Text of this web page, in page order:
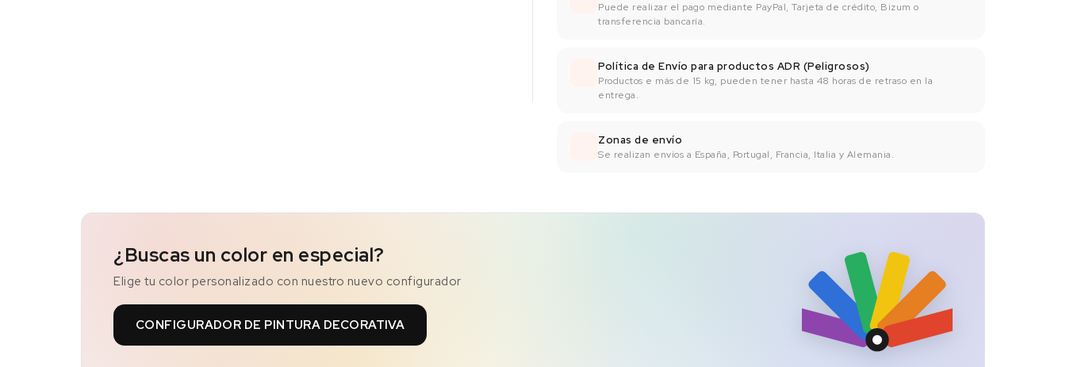
Puede realizar el pago mediante PayPal, Tarjeta de crédito, Bizum o
transferencia bancaría.
Política de Envío para productos ADR (Peligrosos)
Productos e más de 15 kg, pueden tener hasta 48 horas de retraso en la
entrega.
Zonas de envío
Se realizan envíos a España, Portugal, Francia, Italia y Alemania.
¿Buscas un color en especial?
Elige tu color personalizado con nuestro nuevo configurador
CONFIGURADOR DE PINTURA DECORATIVA